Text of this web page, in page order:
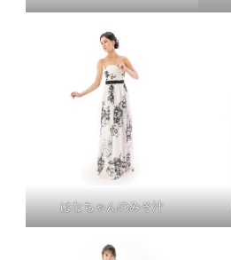
はなちゃんのみそ汁